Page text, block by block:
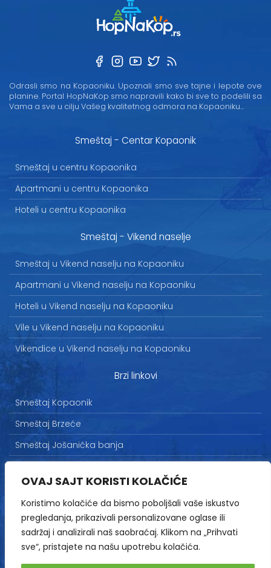
OVAJ SAJT KORISTI KOLAČIĆE
Koristimo kolačiće da bismo poboljšali vaše iskustvo
pregledanja, prikazivali personalizovane oglase ili
sadržaj i analizirali naš saobraćaj. Klikom na „Prihvati
sve“, pristajete na našu upotrebu kolačića.
Odrasli smo na Kopaoniku. Upoznali smo sve tajne i lepote ove
planine. Portal HopNaKop smo napravili kako bi sve to podelili sa
Vama a sve u cilju Vašeg kvalitetnog odmora na Kopaoniku...
Smeštaj - Centar Kopaonik
Smeštaj u centru Kopaonika
Apartmani u centru Kopaonika
Hoteli u centru Kopaonika
Smeštaj - Vikend naselje
Smeštaj u Vikend naselju na Kopaoniku
Apartmani u Vikend naselju na Kopaoniku
Hoteli u Vikend naselju na Kopaoniku
Vile u Vikend naselju na Kopaoniku
Vikendice u Vikend naselju na Kopaoniku
Brzi linkovi
Smeštaj Kopaonik
Smeštaj Brzeće
Smeštaj Jošanička banja
Marketing
Politika privatnosti
Kontakt